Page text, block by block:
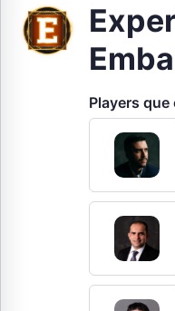
Players